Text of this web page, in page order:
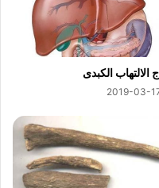
الالتهاب الكبدى
2019-03-